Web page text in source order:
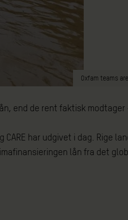
Oxfam teams
end de rent faktisk
CARE har udgivet i dag.
lån fra det